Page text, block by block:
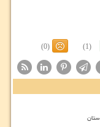
(1)
(0)